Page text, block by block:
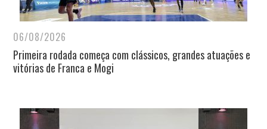
06/08/2026
Primeira rodada começa com clássicos, grandes atuações e
vitórias de Franca e Mogi